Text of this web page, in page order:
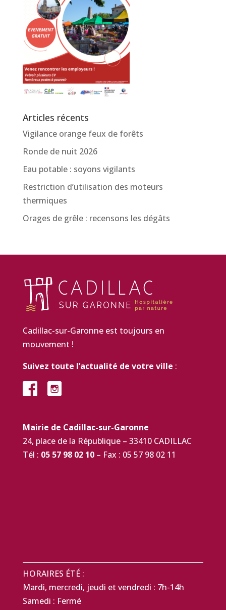
Articles récents
Vigilance orange feux de forêts
Ronde de nuit 2026
Eau potable : soyons vigilants
Restriction d’utilisation des moteurs
thermiques
Orages de grêle : recensons les dégâts
Cadillac-sur-Garonne est toujours en
mouvement !
Suivez toute l’actualité de votre ville :
Mairie de Cadillac-sur-Garonne
24, place de la République – 33410 CADILLAC
Tél : 05 57 98 02 10– Fax : 05 57 98 02 11
HORAIRES ÉTÉ :
Mardi, mercredi, jeudi et vendredi : 7h-14h
Samedi : Fermé